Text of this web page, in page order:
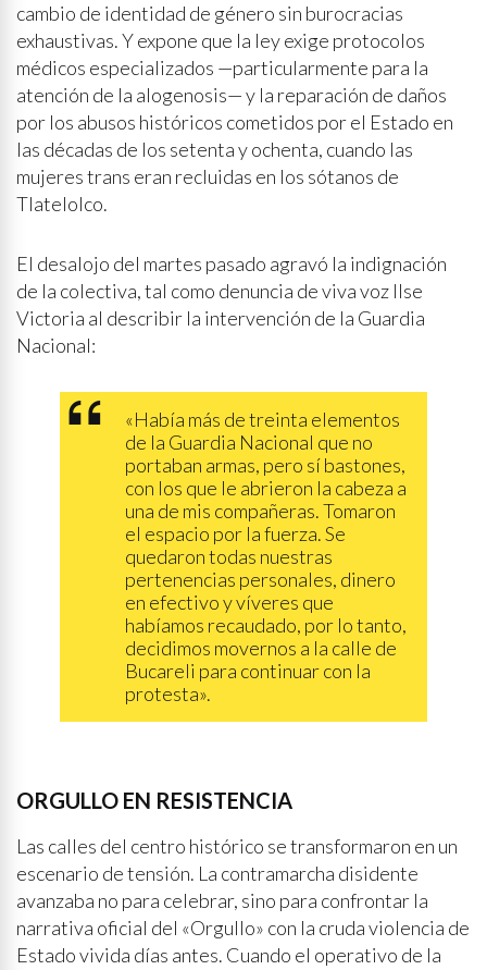
cambio de identidad de género sin burocracias
exhaustivas. Y expone que la ley exige protocolos
médicos especializados —particularmente para la
atención de la alogenosis— y la reparación de daños
por los abusos históricos cometidos por el Estado en
las décadas de los setenta y ochenta, cuando las
mujeres trans eran recluidas en los sótanos de
Tlatelolco.
El desalojo del martes pasado agravó la indignación
de la colectiva, tal como denuncia de viva voz Ilse
Victoria al describir la intervención de la Guardia
Nacional:
«Había más de treinta elementos
de la Guardia Nacional que no
portaban armas, pero sí bastones,
con los que le abrieron la cabeza a
una de mis compañeras. Tomaron
el espacio por la fuerza. Se
quedaron todas nuestras
pertenencias personales, dinero
en efectivo y víveres que
habíamos recaudado, por lo tanto,
decidimos movernos a la calle de
Bucareli para continuar con la
protesta».
ORGULLO EN RESISTENCIA
Las calles del centro histórico se transformaron en un
escenario de tensión. La contramarcha disidente
avanzaba no para celebrar, sino para confrontar la
narrativa oficial del «Orgullo» con la cruda violencia de
Estado vivida días antes. Cuando el operativo de la